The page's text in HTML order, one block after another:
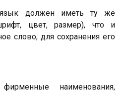
должен иметь ту же
цвет, размер), что и
слово, для сохранения его
наименования,